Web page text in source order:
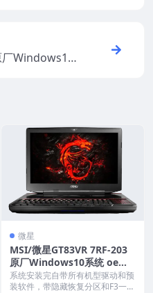
Windows10
微星
MSI/微星GT83VR 7RF-203
原厂Windows10系统 oem
系统 带F3一键恢复
系统安装完自带所有机型驱动和预
装软件，带隐藏恢复分区和F3一键